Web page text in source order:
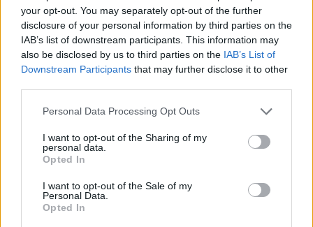
your opt-out. You may separately opt-out of the further
disclosure of your personal information by third parties on the
IAB’s list of downstream participants. This information may
also be disclosed by us to third parties on the IAB’s List of
Downstream Participants that may further disclose it to other
Personal Data Processing Opt Outs
I want to opt-out of the Sharing of my
personal data.
Opted In
I want to opt-out of the Sale of my
Personal Data.
Opted In